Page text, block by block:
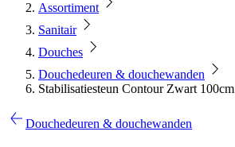
Assortiment
Sanitair
Douches
Douchedeuren & douchewanden
Stabilisatiesteun Contour Zwart 100cm
Douchedeuren & douchewanden